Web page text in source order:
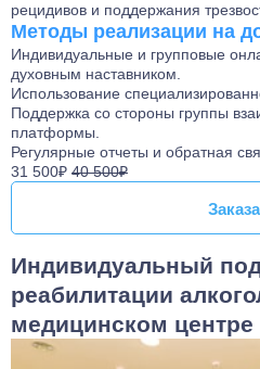
рецидивов и поддержания
Методы реализации на
Индивидуальные и групповые
духовным наставником.
Использование
Поддержка со стороны группы
платформы.
Регулярные отчеты и обратная
31 500₽ 40 500₽
Индивидуальный
реабилитации
медицинском центре